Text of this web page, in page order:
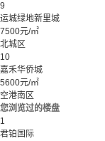
9
运城绿地新里城
7500元/㎡
北城区
10
嘉禾华侨城
5600元/㎡
空港南区
您浏览过的楼盘
1
君铂国际